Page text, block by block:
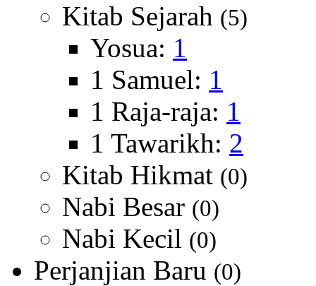
Kitab Sejarah (5)
Yosua: 1
1 Samuel: 1
1 Raja-raja: 1
1 Tawarikh: 2
Kitab Hikmat (0)
Nabi Besar (0)
Nabi Kecil (0)
Perjanjian Baru (0)